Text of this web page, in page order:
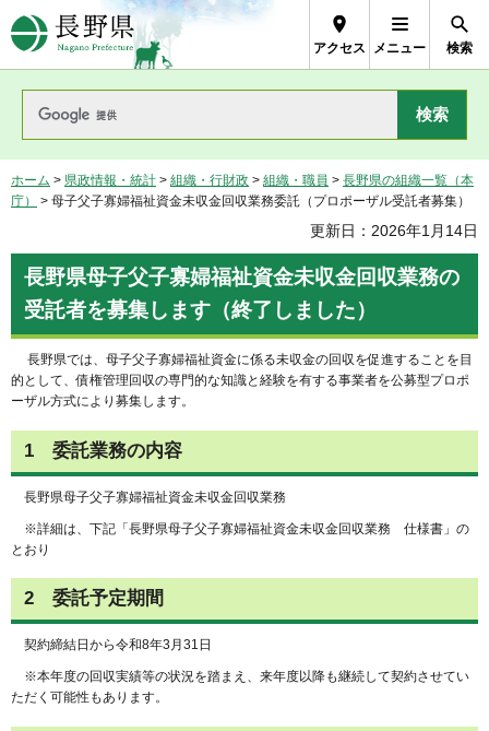
長野県Nagano Prefecture
アクセス メニュー 検索
ホーム > 県政情報・統計 > 組織・行財政 > 組織・職員 > 長野県の組織一覧（本
庁）
> 母子父子寡婦福祉資金未収金回収業務委託（プロポーザル受託者募集）
更新日：2026年1月14日
長野県母子父子寡婦福祉資金未収金回収業務の
受託者を募集します（終了しました）
長野県では、母子父子寡婦福祉資金に係る未収金の回収を促進することを目
的として、債権管理回収の専門的な知識と経験を有する事業者を公募型プロポ
ーザル方式により募集します。
1 委託業務の内容
長野県母子父子寡婦福祉資金未収金回収業務
※詳細は、下記「長野県母子父子寡婦福祉資金未収金回収業務 仕様書」の
とおり
2 委託予定期間
契約締結日から令和8年3月31日
※本年度の回収実績等の状況を踏まえ、来年度以降も継続して契約させてい
ただく可能性もあります。